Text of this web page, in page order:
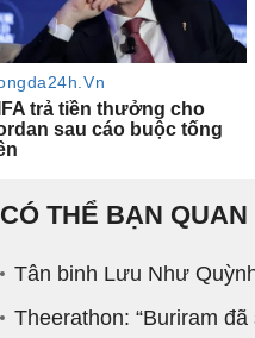
CÓ THỂ BẠN QUAN
Tân binh Lưu Như
Theerathon: “Buriram đã